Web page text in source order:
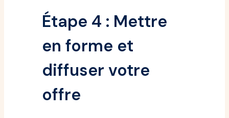
Étape 4 : Mettre
en forme et
diffuser votre
offre